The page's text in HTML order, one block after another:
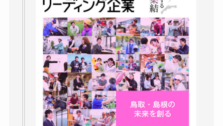
う？
【怪しい？】セルプ
ロモート株式会社の
口コミ・評判は実際
どう？
【怪しい？】TikTok
Liteの口コミ・評判